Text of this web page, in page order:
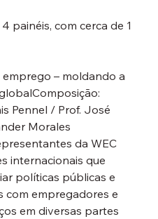
painéis, com cerca de 1
– moldando a
Composição:
Pennel / Prof. José
Morales
da WEC
internacionais que
políticas públicas e
com empregadores e
em diversas partes